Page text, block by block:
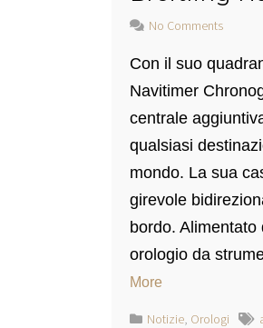
No Comments
Con il suo
Navitimer
centrale
qualsiasi
mondo. La sua
girevole
bordo.
orologio da
More
Notizie, Orologi